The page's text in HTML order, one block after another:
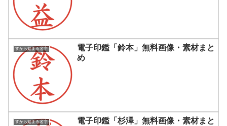
すから始まる名字
電子印鑑「鈴本」無料画像・素材まと
め
すから始まる名字
電子印鑑「杉澤」無料画像・素材まと